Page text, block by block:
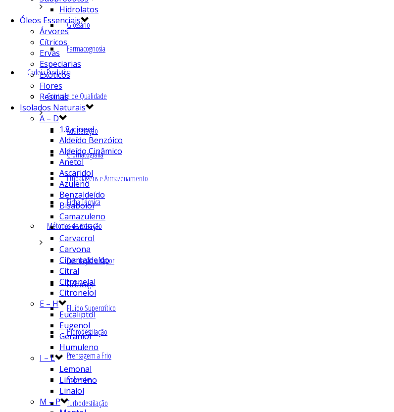
Glossário
Farmacognosia
Cadeia Produtiva
Controle de Qualidade
Adulteração
Cromatografia
Embalagens e Armazenamento
Ficha Técnica
Métodos de Extração
Destilação a Vapor
Enfleurage
Fluído Supercrítico
Hidrodestilação
Prensagem a Frio
Solventes
Turbodestilação
Hidrolatos
Óleos Essenciais
Árvores
Cítricos
Ervas
Especiarias
Exóticos
Flores
Resinas
Isolados Naturais
A – D
1.8-cineol
Aldeído Benzóico
Aldeído Cinâmico
Anetol
Ascaridol
Azuleno
Benzaldeído
Bisabolol
Camazuleno
Cariofileno
Carvacrol
Carvona
Cinamaldeído
Citral
Citronelal
Citronelol
E – H
Eucaliptol
Eugenol
Geraniol
Humuleno
I – L
Lemonal
Limoneno
Linalol
M – P